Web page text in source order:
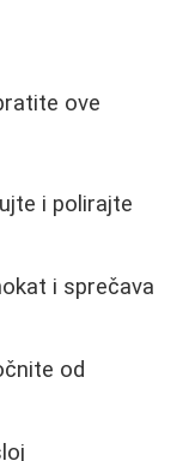
ove
i polirajte
i sprečava
od